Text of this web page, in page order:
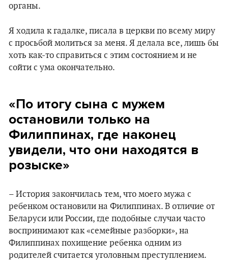
органы.
Я ходила к гадалке, писала в церкви по всему миру
с просьбой молиться за меня. Я делала все, лишь бы
хоть как-то справиться с этим состоянием и не
сойти с ума окончательно.
«По итогу сына с мужем
остановили только на
Филиппинах, где наконец
увидели, что они находятся в
розыске»
– История закончилась тем, что моего мужа с
ребенком остановили на Филиппинах. В отличие от
Беларуси или России, где подобные случаи часто
воспринимают как «семейные разборки», на
Филиппинах похищение ребенка одним из
родителей считается уголовным преступлением.